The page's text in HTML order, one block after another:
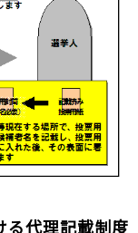
る代理記載制度